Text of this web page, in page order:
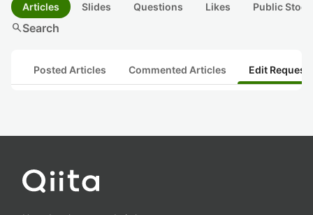
Articles Slides Questions Likes Public
searchSearch
Posted Articles Commented Articles Edit